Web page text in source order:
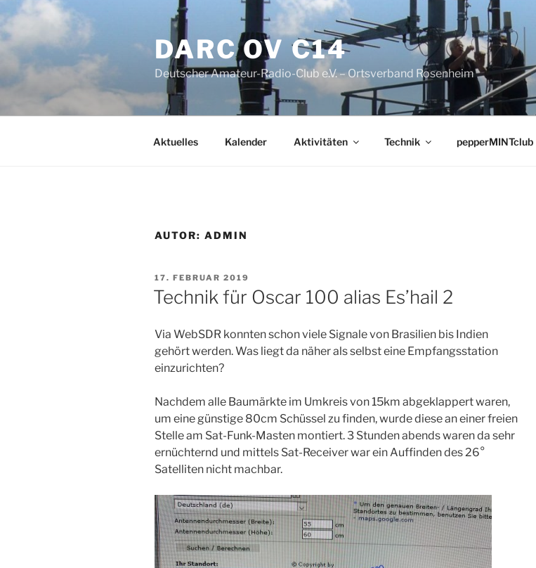
Zum
Inhalt
springen
DARC OV C14
Deutscher Amateur-Radio-Club e.V. – Ortsverband Rosenheim
Aktuelles Kalender Aktivitäten Technik pepperMINTclub
AUTOR: ADMIN
VERÖFFENTLICHT
AM
17. FEBRUAR 2019
Technik für Oscar 100 alias Es’hail 2
Via WebSDR konnten schon viele Signale von Brasilien bis Indien
gehört werden. Was liegt da näher als selbst eine Empfangsstation
einzurichten?
Nachdem alle Baumärkte im Umkreis von 15km abgeklappert waren,
um eine günstige 80cm Schüssel zu finden, wurde diese an einer freien
Stelle am Sat-Funk-Masten montiert. 3 Stunden abends waren da sehr
ernüchternd und mittels Sat-Receiver war ein Auffinden des 26°
Satelliten nicht machbar.